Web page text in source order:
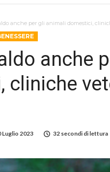
anche per gli animali domestici,
anche
cliniche
Luglio 2023 32 secondi di lettura